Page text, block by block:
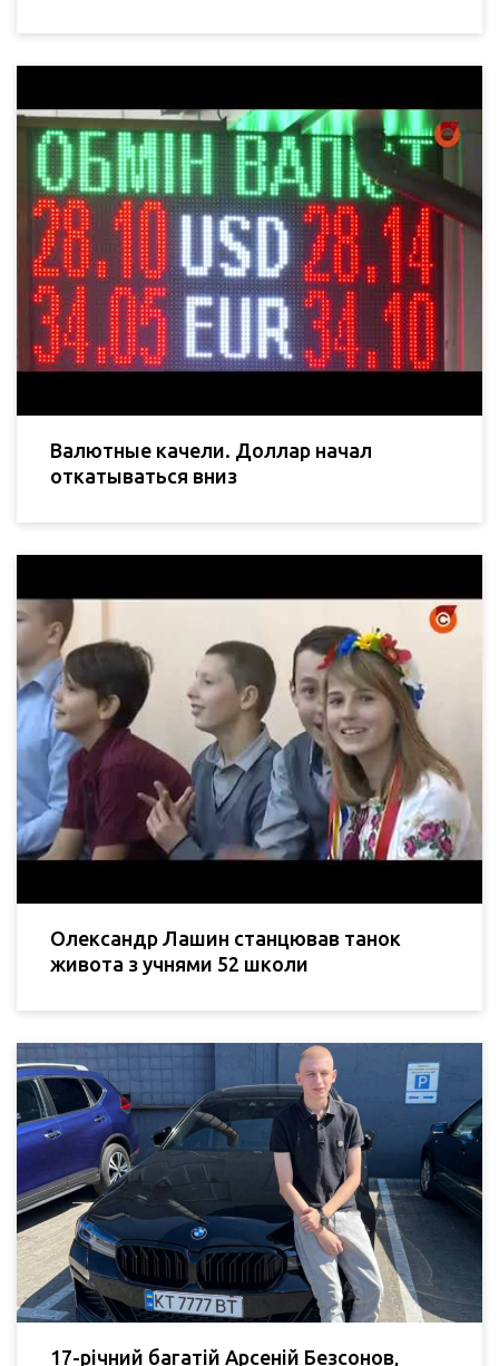
Валютные качели. Доллар начал
откатываться вниз
Олександр Лашин станцював танок
живота з учнями 52 школи
17-річний багатій Арсеній Безсонов,